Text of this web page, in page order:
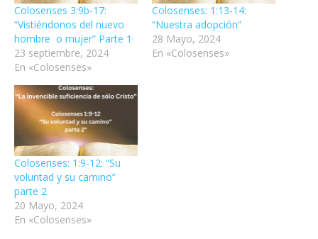
Colosenses 3:9b-17:
“Vistiéndonos del nuevo
hombre o mujer” Parte 1
23 septiembre, 2024
En «Colosenses»
Colosenses: 1:13-14:
“Nuestra adopción”
28 Mayo, 2024
En «Colosenses»
Colosenses: 1:9-12: “Su
voluntad y su camino”
parte 2
20 Mayo, 2024
En «Colosenses»